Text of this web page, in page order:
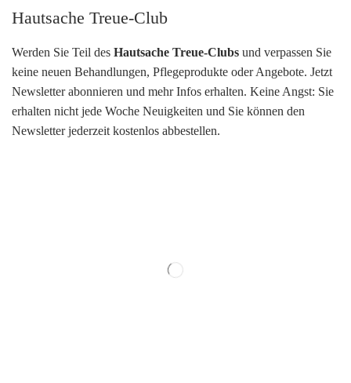
Hautsache Treue-Club
Werden Sie Teil des Hautsache Treue-Clubs und verpassen Sie
keine neuen Behandlungen, Pflegeprodukte oder Angebote. Jetzt
Newsletter abonnieren und mehr Infos erhalten. Keine Angst: Sie
erhalten nicht jede Woche Neuigkeiten und Sie können den
Newsletter jederzeit kostenlos abbestellen.